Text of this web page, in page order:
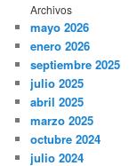
Archivos
mayo 2026
enero 2026
septiembre 2025
julio 2025
abril 2025
marzo 2025
octubre 2024
julio 2024